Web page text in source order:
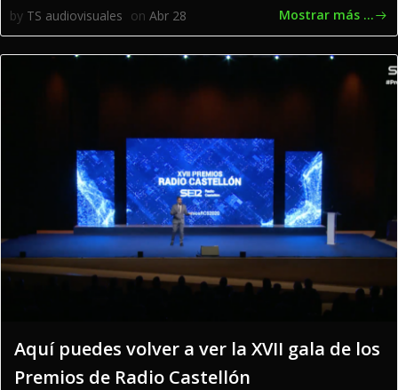
by TS audiovisuales on Abr 28 Mostrar más ...
Aquí puedes volver a ver la XVII gala de los
Premios de Radio Castellón